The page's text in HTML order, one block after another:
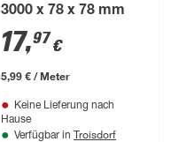
3000 x 78 x 78 mm
17,97€
5,99 € / Meter
Keine Lieferung nach
Hause
Verfügbar in Troisdorf